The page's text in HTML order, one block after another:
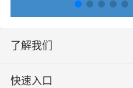
了解我们
快速入口